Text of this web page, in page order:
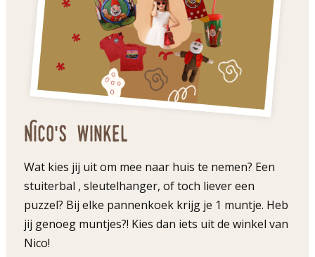
Nico's winkel
Wat kies jij uit om mee naar huis te nemen? Een
stuiterbal , sleutelhanger, of toch liever een
puzzel? Bij elke pannenkoek krijg je 1 muntje. Heb
jij genoeg muntjes?! Kies dan iets uit de winkel van
Nico!